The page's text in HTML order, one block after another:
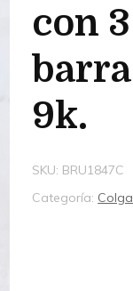
con
9k.
SKU: BRU1847C
Categoría: